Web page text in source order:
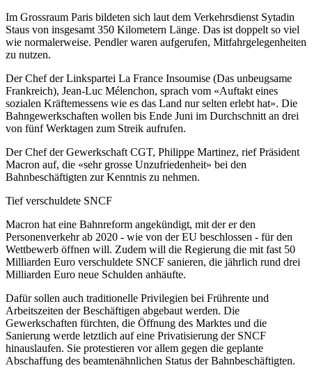
Im Grossraum Paris bildeten sich laut dem Verkehrsdienst Sytadin
Staus von insgesamt 350 Kilometern Länge. Das ist doppelt so viel
wie normalerweise. Pendler waren aufgerufen, Mitfahrgelegenheiten
zu nutzen.
Der Chef der Linkspartei La France Insoumise (Das unbeugsame
Frankreich), Jean-Luc Mélenchon, sprach vom «Auftakt eines
sozialen Kräftemessens wie es das Land nur selten erlebt hat». Die
Bahngewerkschaften wollen bis Ende Juni im Durchschnitt an drei
von fünf Werktagen zum Streik aufrufen.
Der Chef der Gewerkschaft CGT, Philippe Martinez, rief Präsident
Macron auf, die «sehr grosse Unzufriedenheit» bei den
Bahnbeschäftigten zur Kenntnis zu nehmen.
Tief verschuldete SNCF
Macron hat eine Bahnreform angekündigt, mit der er den
Personenverkehr ab 2020 - wie von der EU beschlossen - für den
Wettbewerb öffnen will. Zudem will die Regierung die mit fast 50
Milliarden Euro verschuldete SNCF sanieren, die jährlich rund drei
Milliarden Euro neue Schulden anhäufte.
Dafür sollen auch traditionelle Privilegien bei Frührente und
Arbeitszeiten der Beschäftigen abgebaut werden. Die
Gewerkschaften fürchten, die Öffnung des Marktes und die
Sanierung werde letztlich auf eine Privatisierung der SNCF
hinauslaufen. Sie protestieren vor allem gegen die geplante
Abschaffung des beamtenähnlichen Status der Bahnbeschäftigten.